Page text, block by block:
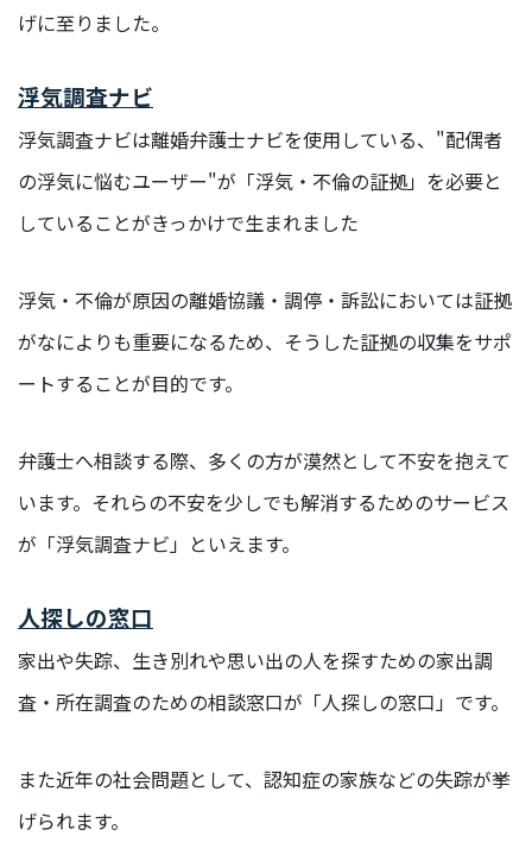
部
ORGANIZATION
組織を知る
福
利
生/
社
内
度
フ
ィ
ス
ン
サ
ナ
ビ
リ
げに至りました。
浮気調査ナビ
浮気調査ナビは離婚弁護士ナビを使用している、"配偶者
の浮気に悩むユーザー"が「浮気・不倫の証拠」を必要と
していることがきっかけで生まれました
浮気・不倫が原因の離婚協議・調停・訴訟においては証拠
がなによりも重要になるため、そうした証拠の収集をサポ
ートすることが目的です。
弁護士へ相談する際、多くの方が漠然として不安を抱えて
います。それらの不安を少しでも解消するためのサービス
が「浮気調査ナビ」といえます。
人探しの窓口
家出や失踪、生き別れや思い出の人を探すための家出調
査・所在調査のための相談窓口が「人探しの窓口」です。
また近年の社会問題として、認知症の家族などの失踪が挙
げられます。